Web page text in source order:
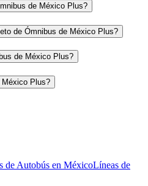
de México Plus?
de Ómnibus de México Plus?
de México Plus?
Plus?
de Autobús en MéxicoLíneas de